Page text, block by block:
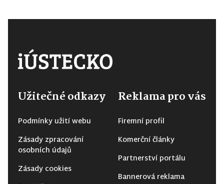
Užitečné odkazy
Podmínky užití webu
Zásady zpracování
osobních údajů
Zásady cookies
Reklama pro vás
Firemní profil
Komerční články
Partnerství portálu
Bannerová reklama